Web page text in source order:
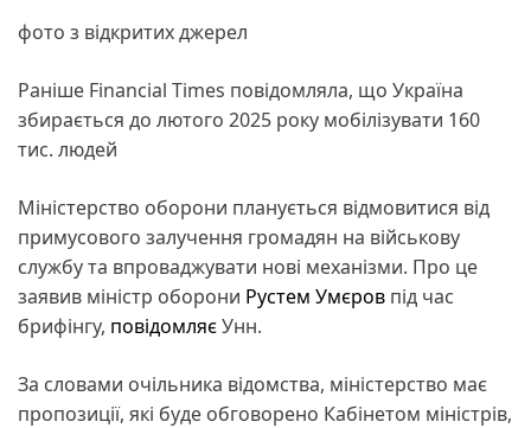
фото з відкритих джерел
Раніше Financial Times повідомляла, що Україна
збирається до лютого 2025 року мобілізувати 160
тис. людей
Міністерство оборони планується відмовитися від
примусового залучення громадян на військову
службу та впроваджувати нові механізми. Про це
заявив міністр оборони Рустем Умєров під час
брифінгу, повідомляєУнн.
За словами очільника відомства, міністерство має
пропозиції, які буде обговорено Кабінетом міністрів,